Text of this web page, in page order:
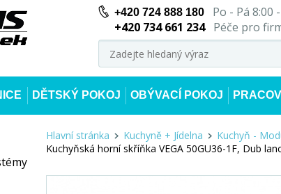
+420 724 888 180Po - Pá 8:00 -
+420 734 661 234
Péče pro
DĚTSKÝ POKOJ OBÝVACÍ POKOJ
Hlavní stránka Kuchyně + Jídelna Kuchyň -
Kuchyňská horní skříňka VEGA 50GU36-1F, Dub